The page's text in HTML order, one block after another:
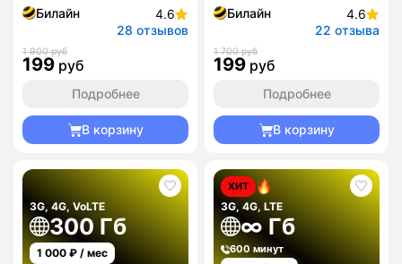
Билайн
4.6
28 отзывов
1 900 руб
199 руб
Подробнее
В корзину
Билайн
4.6
22 отзыва
1 700 руб
199 руб
Подробнее
В корзину
3G, 4G, VoLTE
300 Гб
1 000 ₽ / мес
ХИТ
3G, 4G, LTE
∞ Гб
600 минут